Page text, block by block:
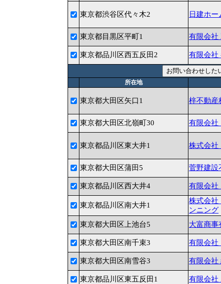
東京都渋谷区代々木2 日建ホ
東京都目黒区平町1 有限会社
東京都品川区西五反田2 有限会社
所在地
東京都大田区矢口1 梓不動産
東京都大田区北嶺町30 有限会社
東京都品川区東大井1 株式会社
東京都大田区蒲田5 菅野建設
東京都品川区西大井4 有限会社
東京都品川区南大井1
株式会社
ンニング
東京都大田区上池台5
大富商事
東京都大田区南千束3 有限会社
東京都大田区南雪谷3 有限会社
東京都品川区東五反田1 有限会社